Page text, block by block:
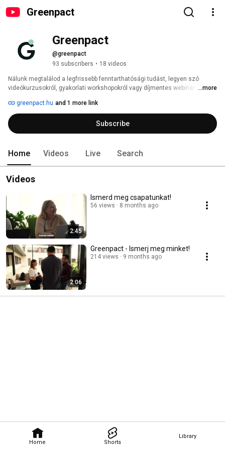
Greenpact
Home Shorts
Library
@greenpact
93 subscribers • 18 videos
Nálunk megtalálod a legfrissebb fenntarthatósági tudást, legyen szó
videókurzusokról, gyakorlati workshopokról vagy díjmentes webinár
projektjeid fenntarthatóbbá váljanak.
...more
greenpact.hu and 1 more link
Subscribe
Home Videos Live Search
Videos
2:45
Ismerd meg csapatunkat!
56 views 8 months ago
2:06
Greenpact - Ismerj meg minket!
214 views 9 months ago